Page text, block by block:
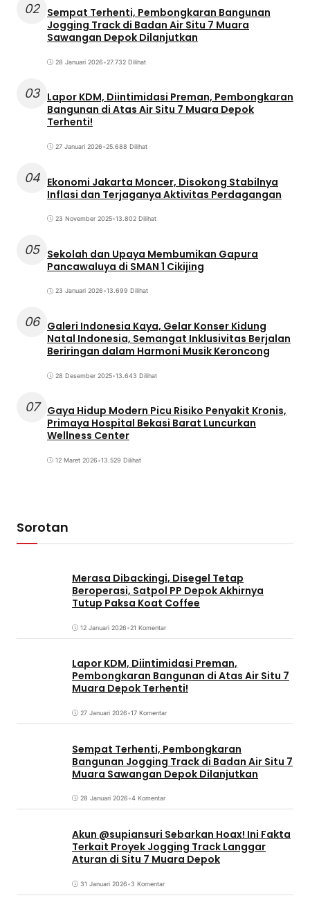
02 Sempat Terhenti, Pembongkaran Bangunan
Jogging Track di Badan Air Situ 7 Muara
Sawangan Depok Dilanjutkan
28 Januari 2026•27.732 Dilihat
03 Lapor KDM, Diintimidasi Preman, Pembongkaran
Bangunan di Atas Air Situ 7 Muara Depok
Terhenti!
27 Januari 2026•25.688 Dilihat
04 Ekonomi Jakarta Moncer, Disokong Stabilnya
Inflasi dan Terjaganya Aktivitas Perdagangan
23 November 2025•13.802 Dilihat
05 Sekolah dan Upaya Membumikan Gapura
Pancawaluya di SMAN 1 Cikijing
23 Januari 2026•13.699 Dilihat
06 Galeri Indonesia Kaya, Gelar Konser Kidung
Natal Indonesia, Semangat Inklusivitas Berjalan
Beriringan dalam Harmoni Musik Keroncong
28 Desember 2025•13.643 Dilihat
07
Gaya Hidup Modern Picu Risiko Penyakit Kronis,
Primaya Hospital Bekasi Barat Luncurkan
Wellness Center
12 Maret 2026•13.529 Dilihat
Sorotan
Merasa Dibackingi, Disegel Tetap
Beroperasi, Satpol PP Depok Akhirnya
Tutup Paksa Koat Coffee
12 Januari 2026•21 Komentar
Lapor KDM, Diintimidasi Preman,
Pembongkaran Bangunan di Atas Air Situ 7
Muara Depok Terhenti!
27 Januari 2026•17 Komentar
Sempat Terhenti, Pembongkaran
Bangunan Jogging Track di Badan Air Situ 7
Muara Sawangan Depok Dilanjutkan
28 Januari 2026•4 Komentar
Akun @supiansuri Sebarkan Hoax! Ini Fakta
Terkait Proyek Jogging Track Langgar
Aturan di Situ 7 Muara Depok
31 Januari 2026•3 Komentar